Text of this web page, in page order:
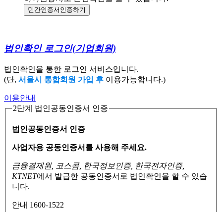
민간인증서 인증하기
법인확인 로그인(기업회원)
법인확인을 통한 로그인 서비스입니다.
(단, 서울시 통합회원 가입 후 이용가능합니다.)
이용안내
2단계 법인공동인증서 인증
법인공동인증서 인증
사업자용 공동인증서를 사용해 주세요.
금융결제원, 코스콤, 한국정보인증, 한국전자인증,
KTNET에서 발급한 공동인증서로 법인확인을 할 수 있습
니다.
안내 1600-1522